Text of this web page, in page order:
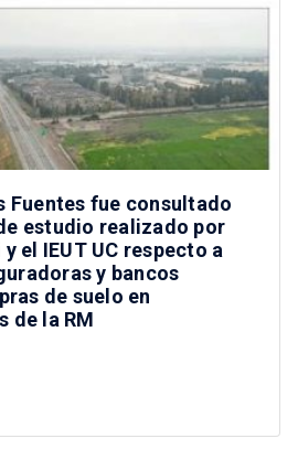
Fuentes fue consultado
estudio realizado por
el IEUT UC respecto a
y bancos
de suelo en
de la RM